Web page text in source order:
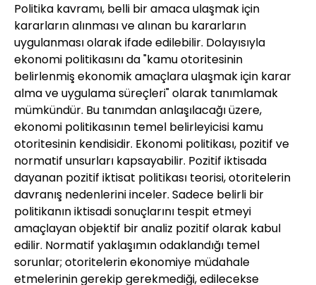
Politika kavramı, belli bir amaca ulaşmak için
kararların alınması ve alınan bu kararların
uygulanması olarak ifade edilebilir. Dolayısıyla
ekonomi politikasını da "kamu otoritesinin
belirlenmiş ekonomik amaçlara ulaşmak için karar
alma ve uygulama süreçleri" olarak tanımlamak
mümkündür. Bu tanımdan anlaşılacağı üzere,
ekonomi politikasının temel belirleyicisi kamu
otoritesinin kendisidir. Ekonomi politikası, pozitif ve
normatif unsurları kapsayabilir. Pozitif iktisada
dayanan pozitif iktisat politikası teorisi, otoritelerin
davranış nedenlerini inceler. Sadece belirli bir
politikanın iktisadi sonuçlarını tespit etmeyi
amaçlayan objektif bir analiz pozitif olarak kabul
edilir. Normatif yaklaşımın odaklandığı temel
sorunlar; otoritelerin ekonomiye müdahale
etmelerinin gerekip gerekmediği, edilecekse